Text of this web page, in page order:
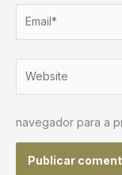
navegador para a